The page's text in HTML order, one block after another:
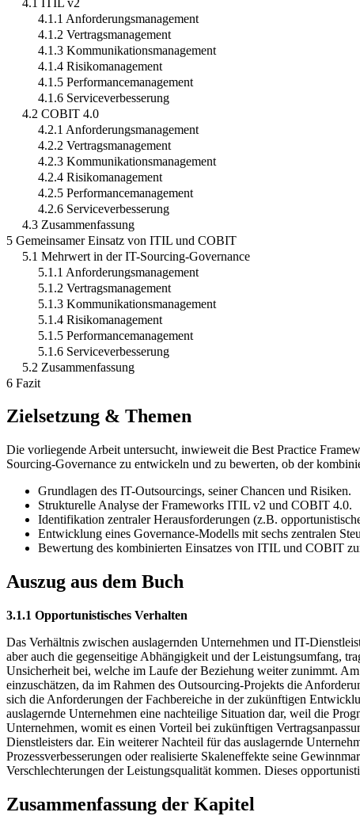
4.1.1 Anforderungsmanagement
4.1.2 Vertragsmanagement
4.1.3 Kommunikationsmanagement
4.1.4 Risikomanagement
4.1.5 Performancemanagement
4.1.6 Serviceverbesserung
4.2 COBIT 4.0
4.2.1 Anforderungsmanagement
4.2.2 Vertragsmanagement
4.2.3 Kommunikationsmanagement
4.2.4 Risikomanagement
4.2.5 Performancemanagement
4.2.6 Serviceverbesserung
4.3 Zusammenfassung
5 Gemeinsamer Einsatz von ITIL und COBIT
5.1 Mehrwert in der IT-Sourcing-Governance
5.1.1 Anforderungsmanagement
5.1.2 Vertragsmanagement
5.1.3 Kommunikationsmanagement
5.1.4 Risikomanagement
5.1.5 Performancemanagement
5.1.6 Serviceverbesserung
5.2 Zusammenfassung
6 Fazit
Zielsetzung & Themen
Die vorliegende Arbeit untersucht, inwieweit die Best Practice
Sourcing-Governance zu entwickeln und zu bewerten, ob der
Grundlagen des IT-Outsourcings, seiner Chancen und Risiken.
Strukturelle Analyse der Frameworks ITIL v2 und COBIT 4.0.
Identifikation zentraler Herausforderungen (z.B.
Entwicklung eines Governance-Modells mit sechs zentralen
Bewertung des kombinierten Einsatzes von ITIL und COBIT
Auszug aus dem Buch
3.1.1 Opportunistisches Verhalten
Das Verhältnis zwischen auslagernden Unternehmen und IT-
aber auch die gegenseitige Abhängigkeit und der Leistungsumfang,
Unsicherheit bei, welche im Laufe der Beziehung weiter zunimmt.
einzuschätzen, da im Rahmen des Outsourcing-Projekts die
sich die Anforderungen der Fachbereiche in der zukünftigen
auslagernde Unternehmen eine nachteilige Situation dar, weil die
Unternehmen, womit es einen Vorteil bei zukünftigen
Dienstleisters dar. Ein weiterer Nachteil für das auslagernde
Prozessverbesserungen oder realisierte Skaleneffekte seine
Verschlechterungen der Leistungsqualität kommen. Dieses
Zusammenfassung der Kapitel